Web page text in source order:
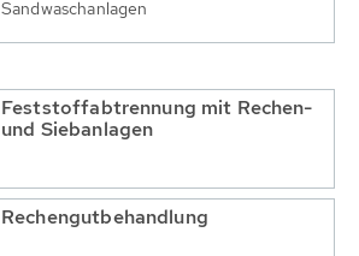
Sandwaschanlagen
Feststoffabtrennung mit Rechen-
und Siebanlagen
Rechengutbehandlung